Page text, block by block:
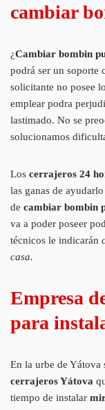
cambiar
¿Cambiar bombin
podrá ser un soporte
solicitante no posee
emplear podra
lastimado. No se
solucionamos
Los cerrajeros 24
las ganas de
de cambiar bombin
va a poder poseer
técnicos le indicarán
casa.
Empresa
para
En la urbe de Yátova
cerrajeros Yátova
tiempo de instalar